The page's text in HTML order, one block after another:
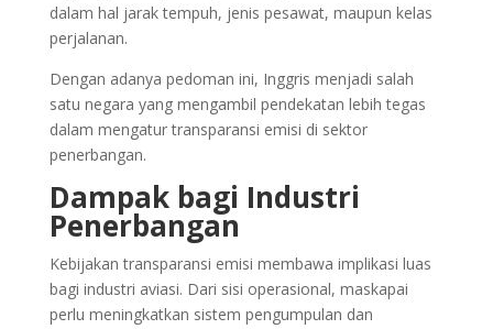
dalam hal jarak tempuh, jenis pesawat, maupun kelas
perjalanan.
Dengan adanya pedoman ini, Inggris menjadi salah
satu negara yang mengambil pendekatan lebih tegas
dalam mengatur transparansi emisi di sektor
penerbangan.
Dampak bagi Industri
Penerbangan
Kebijakan transparansi emisi membawa implikasi luas
bagi industri aviasi. Dari sisi operasional, maskapai
perlu meningkatkan sistem pengumpulan dan